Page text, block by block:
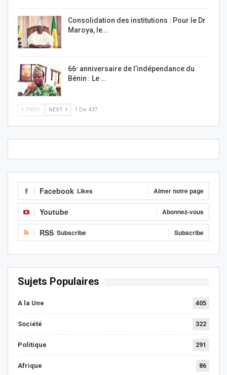
Consolidation des institutions : Pour le Dr
Maroya, le…
66ᵉ anniversaire de l’indépendance du
Bénin : Le …
PREV NEXT 1 De 437
Facebook Likes Aimer notre page
Youtube Abonnez-vous
RSS Subscribe Subscribe
Sujets Populaires
A la Une 405
Société 322
Politique 291
Afrique 86